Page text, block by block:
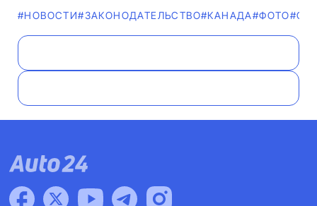
#НОВОСТИ#ЗАКОНОДАТЕЛЬСТВО#КАНАДА#ФОТО